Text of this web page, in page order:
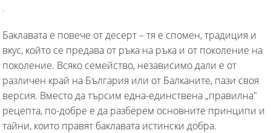
Баклавата е повече от десерт – тя е спомен, традиция и
вкус, който се предава от ръка на ръка и от поколение на
поколение. Всяко семейство, независимо дали е от
различен край на България или от Балканите, пази своя
версия. Вместо да търсим една-единствена „правилна"
рецепта, по-добре е да разберем основните принципи и
тайни, които правят баклавата истински добра.